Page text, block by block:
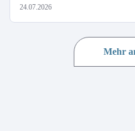
24.07.2026
Mehr